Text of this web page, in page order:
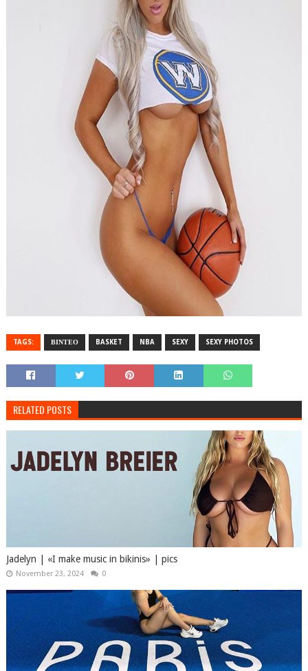
TAGS: ΒΙΝΤΕΟ BASKET NBA SEXY SEXY PHOTOS
RELATED POSTS
Jadelyn | «I make music in bikinis» | pics
November 23, 2024 0